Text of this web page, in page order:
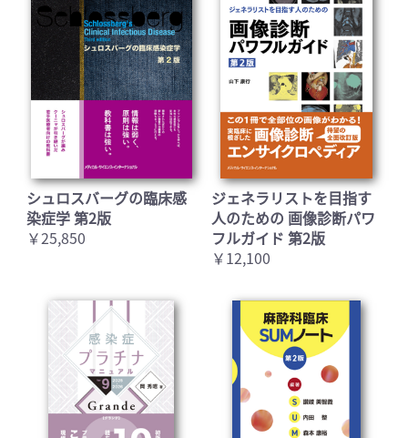
シュロスバーグの臨床感
染症学 第2版
￥25,850
ジェネラリストを目指す
人のための 画像診断パワ
フルガイド 第2版
￥12,100